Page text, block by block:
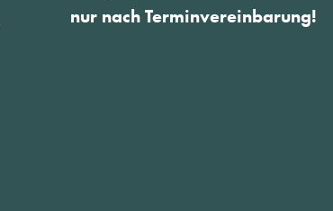
nur nach Terminvereinbarung!